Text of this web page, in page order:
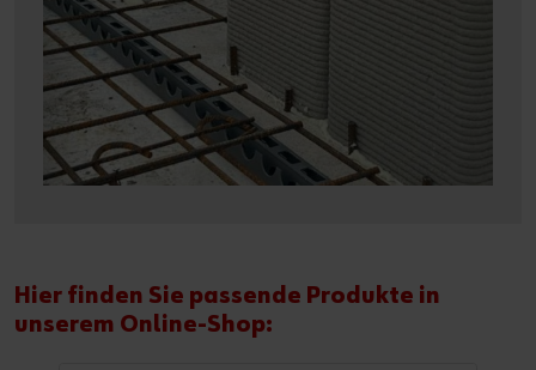
Hier finden Sie passende Produkte in
unserem Online-Shop: